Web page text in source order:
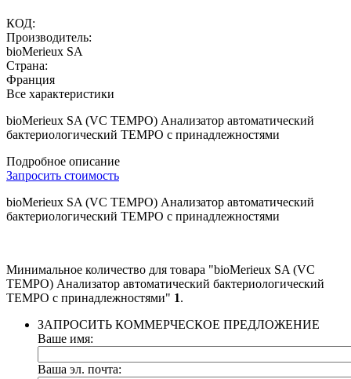
КОД:
Производитель:
bioMerieux SA
Страна:
Франция
Все характеристики
bioMerieux SA (VC TEMPO) Анализатор автоматический
бактериологический ТЕМРО с принадлежностями
Подробное описание
Запросить стоимость
bioMerieux SA (VC TEMPO) Анализатор автоматический
бактериологический ТЕМРО с принадлежностями
Минимальное количество для товара "bioMerieux SA (VC
TEMPO) Анализатор автоматический бактериологический
ТЕМРО с принадлежностями" 1.
ЗАПРОСИТЬ КОММЕРЧЕСКОЕ ПРЕДЛОЖЕНИЕ
Ваше имя:
Ваша эл. почта: